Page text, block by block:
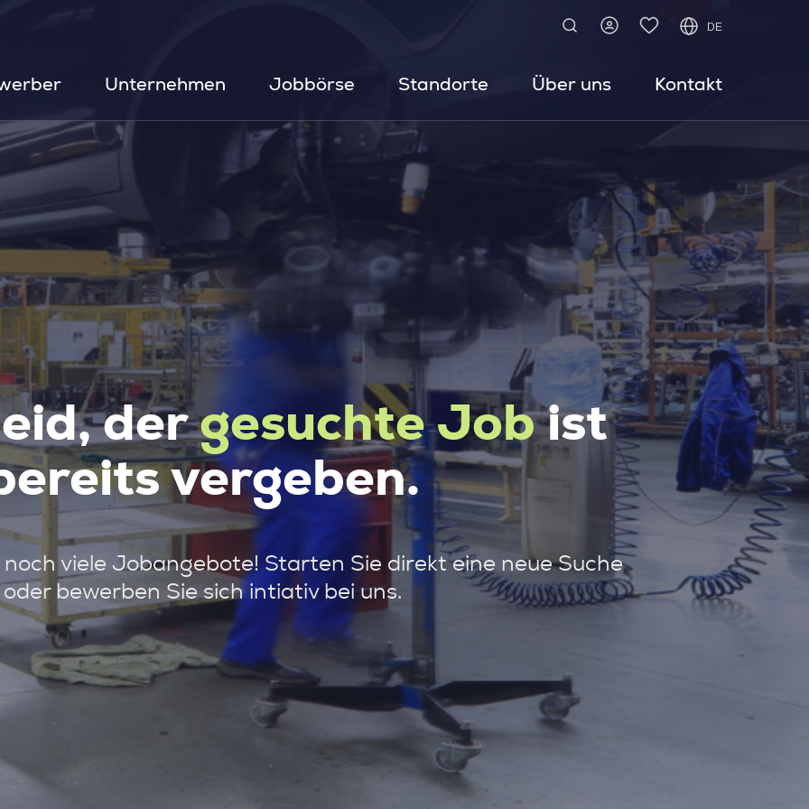
DE
Unternehmen Jobbörse Standorte Über uns Kontakt
dergesuchte Jobist
vergeben.
viele Jobangebote! Starten Sie direkt eine neue Suche
oder bewerben Sie sich intiativ bei uns.